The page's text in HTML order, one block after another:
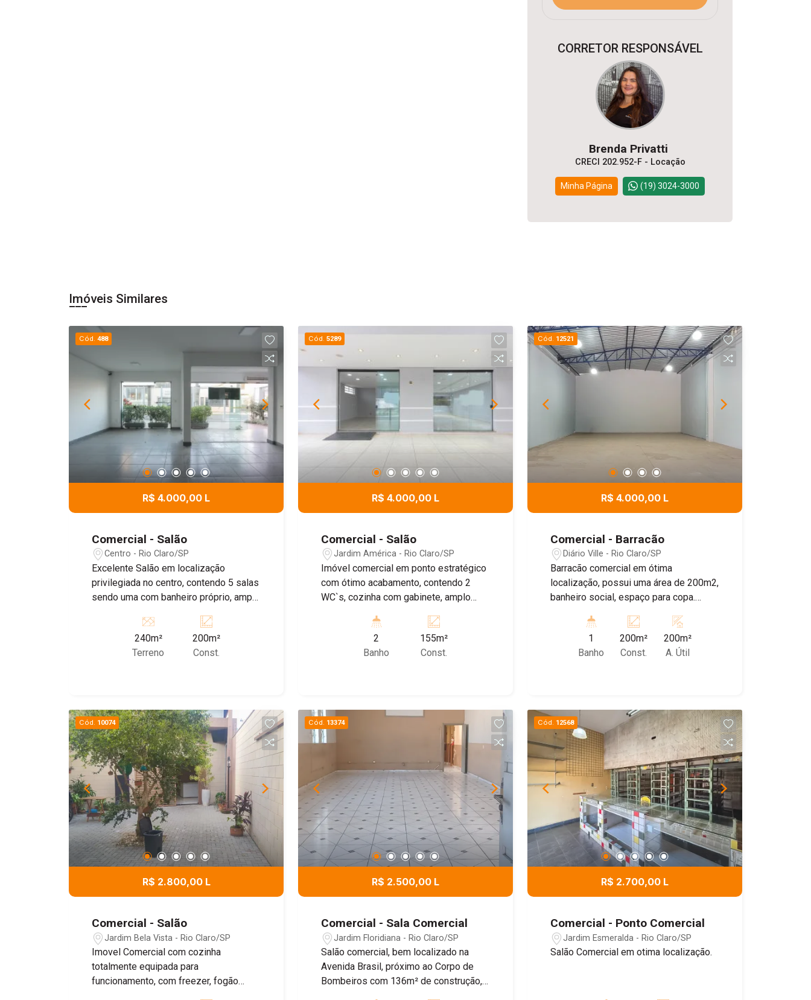
CORRETOR RESPONSÁVEL
Brenda Privatti
CRECI 202.952-F - Locação
Minha Página (19) 3024-3000
Imóveis Similares
Cód. 488
R$ 4.000,00 L
Comercial - Salão
Centro - Rio Claro/SP
Excelente Salão em localização
privilegiada no centro, contendo 5 salas
sendo uma com banheiro próprio, amplo
social e outro adaptado para pessoas
com necessidades especias, cozinha
com jardim de inverno, Ar-condicionado
240m²
Terreno
200m²
Const.
Cód. 5289
R$ 4.000,00 L
Comercial - Salão
Jardim América - Rio Claro/SP
Imóvel comercial em ponto estratégico
com ótimo acabamento, contendo 2
WC`s, cozinha com gabinete, amplo
porta blindex, e parte externa coberta,
com aproximadamente 60 m² de área.
Seu mais novo negócio está aqui,
2
Banho
155m²
Const.
Cód. 12521
R$ 4.000,00 L
Comercial - Barracão
Diário Ville - Rio Claro/SP
Barracão comercial em ótima
localização, possui uma área de 200m2,
banheiro social, espaço para copa.
1
Banho
200m²
Const.
200m²
A. Útil
Cód. 10074
R$ 2.800,00 L
Comercial - Salão
Jardim Bela Vista - Rio Claro/SP
Imovel Comercial com cozinha
totalmente equipada para
funcionamento, com freezer, fogão
Cód. 13374
R$ 2.500,00 L
Comercial - Sala Comercial
Jardim Floridiana - Rio Claro/SP
Salão comercial, bem localizado na
Avenida Brasil, próximo ao Corpo de
Bombeiros com 136m² de construção,
Cód. 12568
R$ 2.700,00 L
Comercial - Ponto Comercial
Jardim Esmeralda - Rio Claro/SP
Salão Comercial em otima localização.